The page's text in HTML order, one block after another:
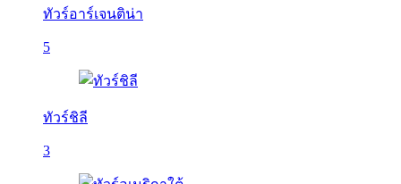
ทัวร์อาร์เจนติน่า
5
ทัวร์ชิลี
3